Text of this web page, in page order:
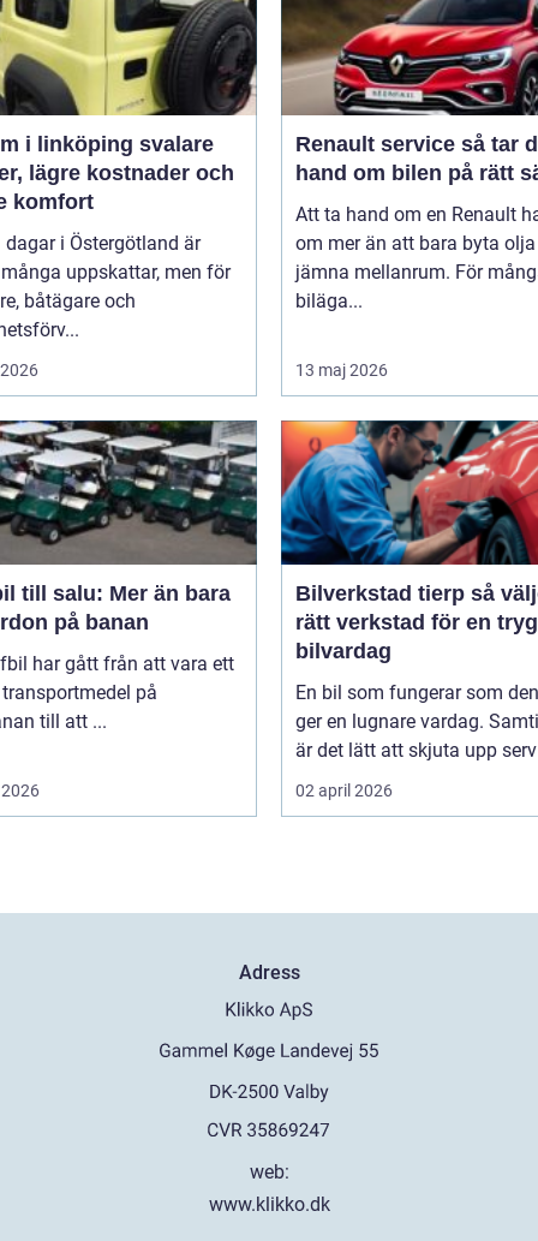
linköping svalare
lägre kostnader och
komfort
dagar i Östergötland är
uppskattar, men för
båtägare och
Renault service så tar du
hand om bilen på rätt
Att ta hand om en Renault
om mer än att bara byta
jämna mellanrum. För
biläga...
13 maj 2026
till salu: Mer än bara
på banan
har gått från att vara ett
på
till att ...
Bilverkstad tierp så väljer du
rätt verkstad för en
bilvardag
En bil som fungerar som
ger en lugnare vardag.
är det lätt att skjuta upp
02 april 2026
Adress
web:
www.klikko.dk